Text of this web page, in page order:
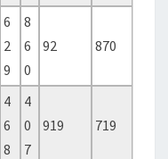
6
2
9
8
6
0
92 870
4
6
8
4
0
7
919 719